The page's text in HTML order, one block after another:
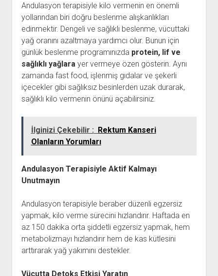
Andulasyon terapisiyle kilo vermenin en önemli
yollarından biri doğru beslenme alışkanlıkları
edinmektir. Dengeli ve sağlıklı beslenme, vücuttaki
yağ oranını azaltmaya yardımcı olur. Bunun için
günlük beslenme programınızda protein, lif ve
sağlıklı yağlara yer vermeye özen gösterin. Aynı
zamanda fast food, işlenmiş gıdalar ve şekerli
içecekler gibi sağlıksız besinlerden uzak durarak,
sağlıklı kilo vermenin önünü açabilirsiniz.
İlginizi Çekebilir : Rektum Kanseri
Olanların Yorumları
Andulasyon Terapisiyle Aktif Kalmayı
Unutmayın
Andulasyon terapisiyle beraber düzenli egzersiz
yapmak, kilo verme sürecini hızlandırır. Haftada en
az 150 dakika orta şiddetli egzersiz yapmak, hem
metabolizmayı hızlandırır hem de kas kütlesini
arttırarak yağ yakımını destekler.
Vücutta Detoks Etkisi Yaratın